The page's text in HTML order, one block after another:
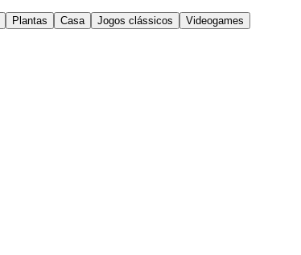
Plantas Casa Jogos clássicos Videogames